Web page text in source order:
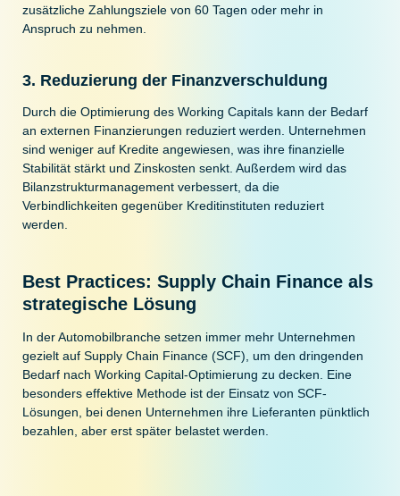
zusätzliche Zahlungsziele von 60 Tagen oder mehr in
Anspruch zu nehmen.
3. Reduzierung der Finanzverschuldung
Durch die Optimierung des Working Capitals kann der Bedarf
an externen Finanzierungen reduziert werden. Unternehmen
sind weniger auf Kredite angewiesen, was ihre finanzielle
Stabilität stärkt und Zinskosten senkt. Außerdem wird das
Bilanzstrukturmanagement verbessert, da die
Verbindlichkeiten gegenüber Kreditinstituten reduziert
werden.
Best Practices: Supply Chain Finance als
strategische Lösung
In der Automobilbranche setzen immer mehr Unternehmen
gezielt auf Supply Chain Finance (SCF), um den dringenden
Bedarf nach Working Capital-Optimierung zu decken. Eine
besonders effektive Methode ist der Einsatz von SCF-
Lösungen, bei denen Unternehmen ihre Lieferanten pünktlich
bezahlen, aber erst später belastet werden.